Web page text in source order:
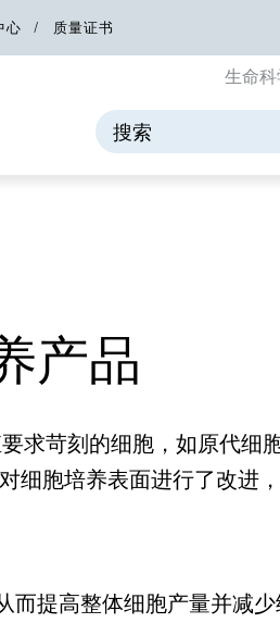
心 质量证书
生命
产品
求苛刻的细胞，如原代细
细胞培养表面进行了改进
而提高整体细胞产量并减